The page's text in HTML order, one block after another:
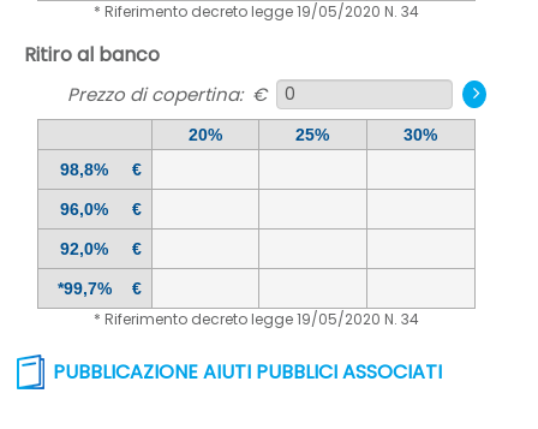
* Riferimento decreto legge 19/05/2020 N. 34
Ritiro al banco
Prezzo di copertina: €
20% 25%
30%
98,8%
€
96,0% €
92,0% €
*99,7% €
* Riferimento decreto legge 19/05/2020 N. 34
PUBBLICAZIONE AIUTI PUBBLICI ASSOCIATI